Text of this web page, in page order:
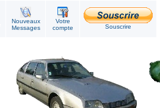
Nouveaux
Messages
Votre
compte
Souscrire